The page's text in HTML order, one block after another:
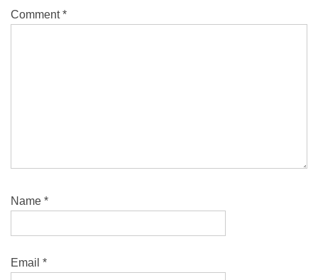
Comment*
Name *
Email *